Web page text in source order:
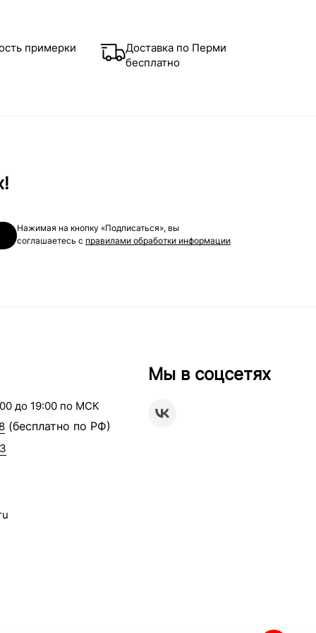
примерки
Доставка по Перми
бесплатно
Нажимая на кнопку «Подписаться», вы
соглашаетесь с правилами обработки информации
до 19:00 по МСК
(бесплатно по РФ)
Мы в соцсетях